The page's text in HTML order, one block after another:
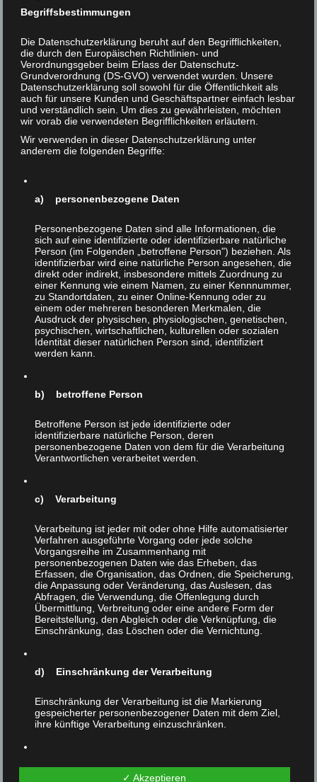
Die Tiere sind als letzte Rechtlose übriggeblieben. In
zum Ausdruck: 1865 wurde in Amerika jedem
freigelassenen Sklaven neben einem Stück Land auch ein
Maulesel zugesagt. (Eine Frage der Ehre, Profil, 32, 2001)
Die ehemaligen Sklaven sollten nun also ihrerseits einen
Sklaven, nämlich ein Tier, erhalten. Damit endete die
„Befreiungskette“ vorerst. Die Tiere befinden sich noch
immer in Gefangenschaft, sie sind noch immer Sklaven,
die letzten „legalen“ Sklaven auf der Welt.
Aus der einstigen Gemeinsamkeit von Tieren und
anderen Unterdrückten gilt es, für heute Lehren zu
Befreiungsbewegungen, etwa der Sklaven, der Schwarzen
oder der Frauen, können wir studieren, wie solche
Prozesse ablaufen. Diese Bewegungen können uns als
Orientierung für die Befreiung der Tiere dienen.
Wohlgemerkt: Es geht hier schlicht darum festzustellen,
wie frühere Befreiungsbewegungen erfolgt sind – um
daraus Schlüsse für die Befreiung der Tiere zu ziehen.
Dieser Punkt ist wichtig, wird doch der
„extrem“, zu „radikal“ usw. zu sein. Aufzuzeigen, wie
historische Ereignisse faktisch verliefen, kann aber
Und wenn man sich diese Prozesse ansieht, erkennt man:
Hier handelt es sich durchgängig um ganzheitliche
Abstufungen abliefen: auf der persönlichen,
gesellschaftlichen, politischen und rechtlichen Ebene,
Den Kampf um die Befreiung der Tiere auf einen
Ausschnitt aus diesem Gesamtwirkspektrum beschränken
zu wollen, wäre nicht nur naiv und unrealistisch, sondern
vor allem auch unverantwortlich.
Exakt dies, eine eingeschränkte und einseitige
Vorgangsweise, wird aber ununterbrochen von allen
an dem nicht ein Verein einem anderen vorwirft, zu
„emotional“, zu „rational“, zu „gemäßigt“ oder zu
„radikal“ zu sein. Damit muß Schluß sein. Die Befreiung
der Tiere bedarf aller Wirkkräfte. Nur eine ganzheitliche
ihrer unverschuldeten jahrtausendelangen Knechtschaft
Begriffsbestimmungen
Die Datenschutzerklärung beruht auf den Begrifflichkeiten,
die durch den Europäischen Richtlinien- und
Verordnungsgeber beim Erlass der Datenschutz-
Grundverordnung (DS-GVO) verwendet wurden. Unsere
Datenschutzerklärung soll sowohl für die Öffentlichkeit als
auch für unsere Kunden und Geschäftspartner einfach lesbar
und verständlich sein. Um dies zu gewährleisten, möchten
wir vorab die verwendeten Begrifflichkeiten erläutern.
Wir verwenden in dieser Datenschutzerklärung unter
anderem die folgenden Begriffe:
a) personenbezogene Daten
Personenbezogene Daten sind alle Informationen, die
sich auf eine identifizierte oder identifizierbare natürliche
Person (im Folgenden „betroffene Person") beziehen. Als
identifizierbar wird eine natürliche Person angesehen, die
direkt oder indirekt, insbesondere mittels Zuordnung zu
einer Kennung wie einem Namen, zu einer Kennnummer,
zu Standortdaten, zu einer Online-Kennung oder zu
einem oder mehreren besonderen Merkmalen, die
Ausdruck der physischen, physiologischen, genetischen,
psychischen, wirtschaftlichen, kulturellen oder sozialen
Identität dieser natürlichen Person sind, identifiziert
werden kann.
b) betroffene Person
Betroffene Person ist jede identifizierte oder
identifizierbare natürliche Person, deren
personenbezogene Daten von dem für die Verarbeitung
Verantwortlichen verarbeitet werden.
c) Verarbeitung
Verarbeitung ist jeder mit oder ohne Hilfe automatisierter
Verfahren ausgeführte Vorgang oder jede solche
Vorgangsreihe im Zusammenhang mit
personenbezogenen Daten wie das Erheben, das
Erfassen, die Organisation, das Ordnen, die Speicherung,
die Anpassung oder Veränderung, das Auslesen, das
Abfragen, die Verwendung, die Offenlegung durch
Übermittlung, Verbreitung oder eine andere Form der
Bereitstellung, den Abgleich oder die Verknüpfung, die
Einschränkung, das Löschen oder die Vernichtung.
d) Einschränkung der Verarbeitung
Einschränkung der Verarbeitung ist die Markierung
gespeicherter personenbezogener Daten mit dem Ziel,
ihre künftige Verarbeitung einzuschränken.
e) Profiling
✓ Akzeptieren